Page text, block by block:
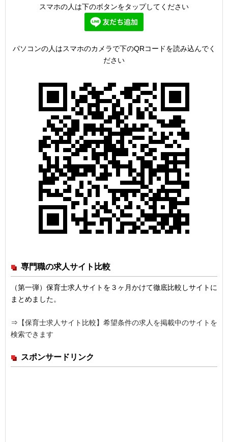
スマホの人は下のボタンをタップしてください
パソコンの人はスマホのカメラで下のQRコードを読み込んでく
ださい
専門職の求人サイト比較
（第一弾）保育士求人サイトを３ヶ月かけて徹底比較しサイトに
まとめました。
⇒ 【保育士求人サイト比較】希望条件の求人を掲載中のサイトを
検索できます
スポンサードリンク